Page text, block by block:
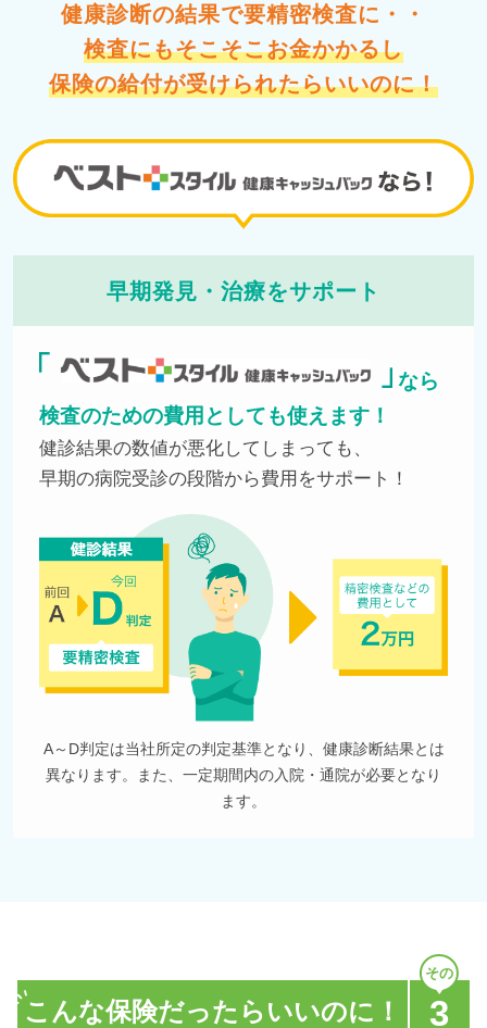
健康診断の結果で要精密検査に・・
検査にもそこそこお金かかるし
保険の給付が受けられたらいいのに！
早期発見・治療をサポート
なら
検査のための費用としても使えます！
健診結果の数値が悪化してしまっても、
早期の病院受診の段階から費用をサポート！
A～D判定は当社所定の判定基準となり、健康診断結果とは
異なります。また、一定期間内の入院・通院が必要となり
ます。
こんな保険だったらいいのに！ 3